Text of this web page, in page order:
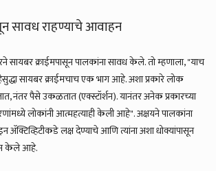
सावध राहण्याचे आवाहन
सायबर क्राईमपासून पालकांना सावध केले. तो म्हणाला, "याच
सायबर क्राईमचाच एक भाग आहे. अशा प्रकारे लोक
नंतर पैसे उकळतात (एक्स्टॉर्शन). यानंतर अनेक प्रकारच्या
लोकांनी आत्महत्याही केली आहे". अक्षयने पालकांना
लक्ष देण्याचे आणि त्यांना अशा धोक्यांपासून
केले आहे.